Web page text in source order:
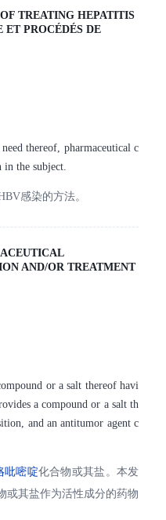
TREATING HEPATITIS
PROCÉDÉS DE
thereof, pharmaceutical c
the subject.
感染的方法。
AND/OR TREATMENT
or a salt thereof havi
a compound or a salt th
and an antitumor agent c
吡嘧啶化合物或其盐。本发
或其盐作为活性成分的药物